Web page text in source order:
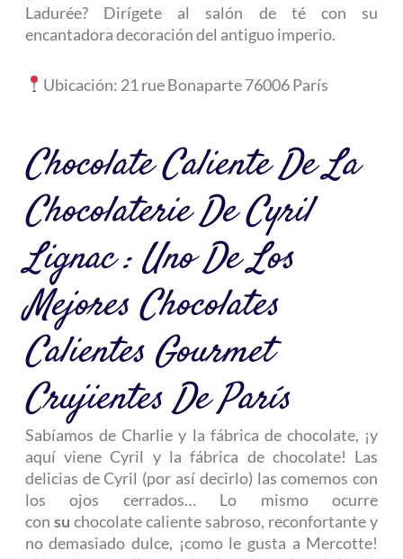
Ladurée? Dirígete al salón de té con su
encantadora decoración del antiguo imperio.
Ubicación: 21 rue Bonaparte 76006 París
Chocolate Caliente De La
Chocolaterie De Cyril
Lignac : Uno De Los
Mejores Chocolates
Calientes Gourmet
Crujientes De París
Sabíamos de Charlie y la fábrica de chocolate, ¡y
aquí viene Cyril y la fábrica de chocolate! Las
delicias de Cyril (por así decirlo) las comemos con
los ojos cerrados… Lo mismo ocurre
con su chocolate caliente sabroso, reconfortante y
no demasiado dulce, ¡como le gusta a Mercotte!